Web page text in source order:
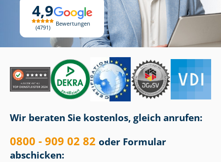
4,9
4791
Bewertungen
Wir beraten Sie kostenlos, gleich anrufen:
0800 - 909 02 82 oder Formular
abschicken: